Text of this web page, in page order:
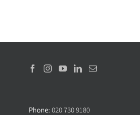
Phone: 020 730 9180